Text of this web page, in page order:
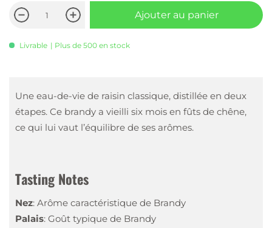
Ajouter au panier
Livrable | Plus de 500 en stock
Une eau-de-vie de raisin classique, distillée en deux
étapes. Ce brandy a vieilli six mois en fûts de chêne,
ce qui lui vaut l’équilibre de ses arômes.
Tasting Notes
Nez: Arôme caractéristique de Brandy
Palais: Goût typique de Brandy